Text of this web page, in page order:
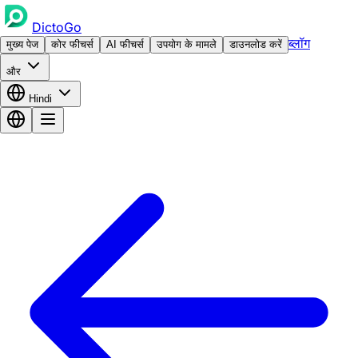
DictoGo
मुख्य पेज कोर फीचर्स AI फीचर्स उपयोग के मामले डाउनलोड करें ब्लॉग
और
Hindi